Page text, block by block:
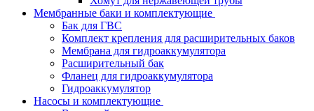
Мембранные баки и комплектующие
Бак для ГВС
Комплект крепления для расширительных баков
Мембрана для гидроаккумулятора
Расширительный бак
Фланец для гидроаккумулятора
Гидроаккумулятор
Насосы и комплектующие